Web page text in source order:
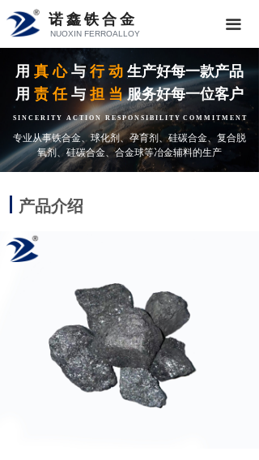
끀
诺鑫铁合金
NUOXIN FERROALLOY
专业从事铁合金、球化剂、孕育剂、硅碳合金、复合脱
氧剂、硅碳合金、合金球等冶金辅料的生产
用 真 心与行 动 生产好每一款产品
用 责 任 与担 当服务好每一位客户
S I N C E R I T Y A C T I O N R E S P O N S I B I L I T Y C O M M I T M E N T
产品介绍